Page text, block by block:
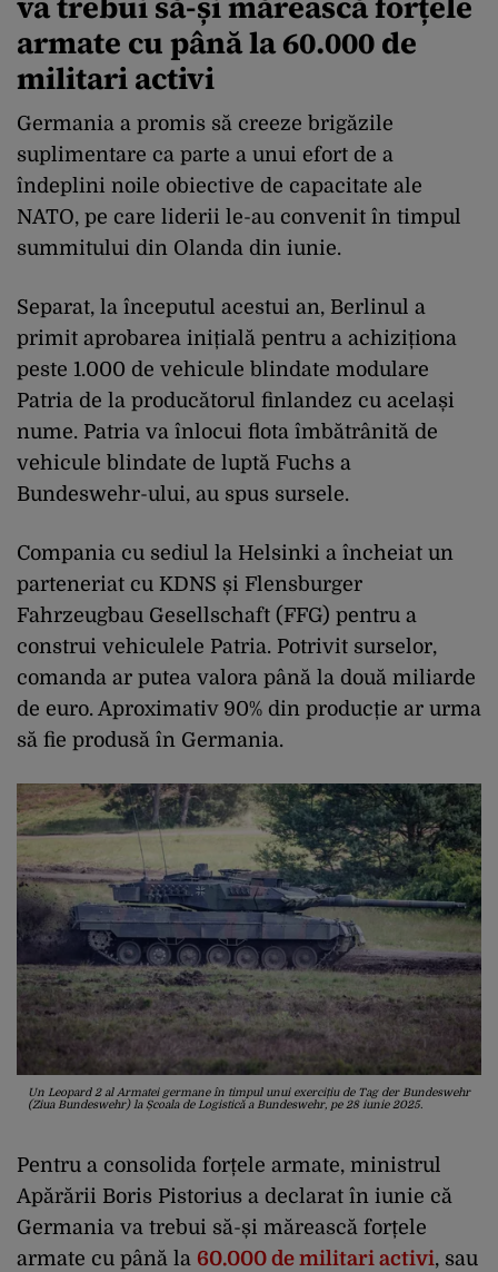
armate cu până la 60.000 de
militari activi
Germania a promis să creeze brigăzile
suplimentare ca parte a unui efort de a
îndeplini noile obiective de capacitate ale
NATO, pe care liderii le-au convenit în timpul
summitului din Olanda din iunie.
Separat, la începutul acestui an, Berlinul a
primit aprobarea inițială pentru a achiziționa
peste 1.000 de vehicule blindate modulare
Patria de la producătorul finlandez cu același
nume. Patria va înlocui flota îmbătrânită de
vehicule blindate de luptă Fuchs a
Bundeswehr-ului, au spus sursele.
Compania cu sediul la Helsinki a încheiat un
parteneriat cu KDNS și Flensburger
Fahrzeugbau Gesellschaft (FFG) pentru a
construi vehiculele Patria. Potrivit surselor,
comanda ar putea valora până la două miliarde
de euro. Aproximativ 90% din producție ar urma
să fie produsă în Germania.
Un Leopard 2 al Armatei germane în timpul unui exercițiu de Tag der Bundeswehr
(Ziua Bundeswehr) la Școala de Logistică a Bundeswehr, pe 28 iunie 2025.
Pentru a consolida forțele armate, ministrul
Apărării Boris Pistorius a declarat în iunie că
Germania va trebui să-și mărească forțele
armate cu până la 60.000 de militari activi, sau